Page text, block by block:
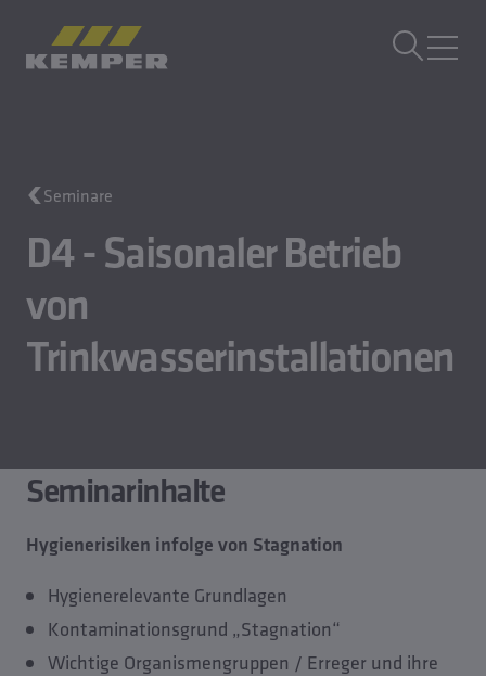
Gusstechnik
Walzprodukte
Unternehmen
DE| DE Sprachwechsler
Seminare
D4 - Saisonaler Betrieb
von
Trinkwasserinstallationen
Seminarinhalte
Hygienerisiken infolge von Stagnation
Hygienerelevante Grundlagen
Kontaminationsgrund „Stagnation“
Wichtige Organismengruppen / Erreger und ihre